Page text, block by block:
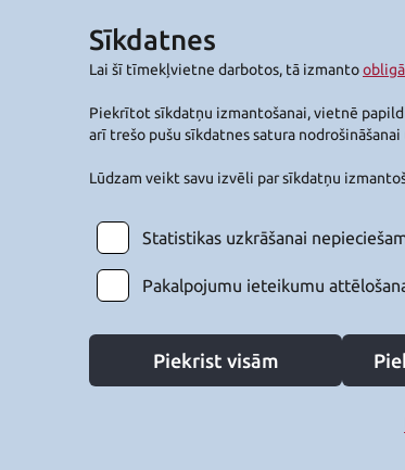
Sīkdatnes
Lai šī tīmekļvietne darbotos, tā izmanto
Piekrītot sīkdatņu izmantošanai, vietnē
arī trešo pušu sīkdatnes satura
Lūdzam veikt savu izvēli par sīkdatņu
Statistikas uzkrāšanai
Pakalpojumu ieteikumu
Piekrist visām